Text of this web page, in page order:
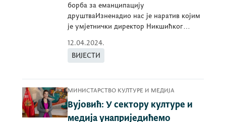
борба за еманципацију
друштваИзненадио нас је наратив којим
је умјетнички директор Никшићког
12.04.2024.
ВИЈЕСТИ
МИНИСТАРСТВО КУЛТУРЕ И МЕДИЈА
Вујовић: У сектору културе и
медија унаприједићемо